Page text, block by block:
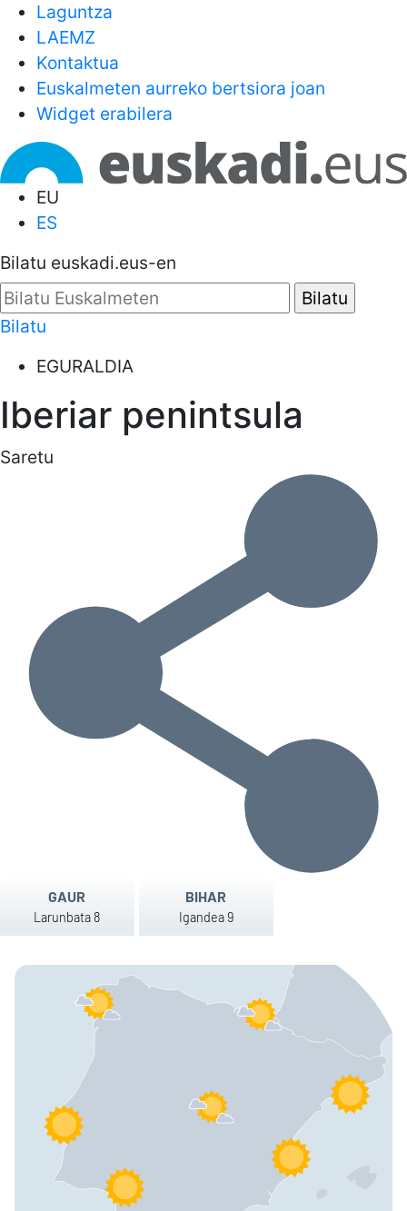
Laguntza
LAEMZ
Kontaktua
Euskalmeten aurreko bertsiora joan
Widget erabilera
EU
ES
Bilatu euskadi.eus-en
Bilatu
EGURALDIA
Iberiar penintsula
Saretu
GAUR
Larunbata 8
BIHAR
Igandea 9